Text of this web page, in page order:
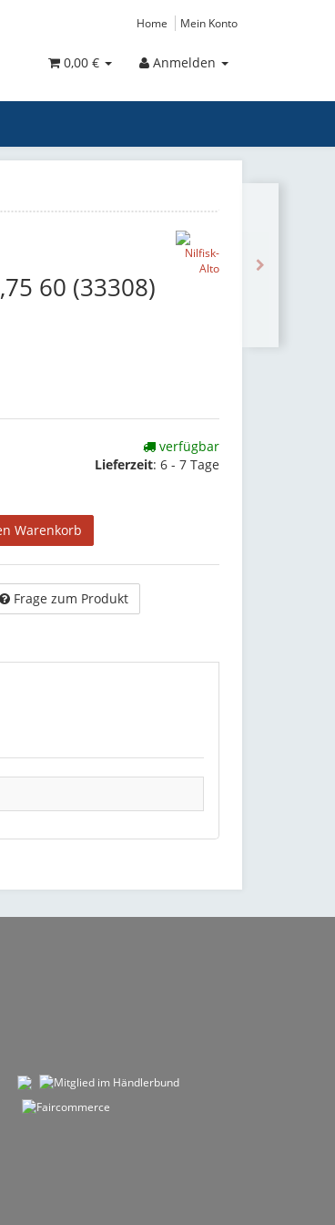
Home Mein Konto
Anmelden
0,00 €
60 (33308)
verfügbar
Lieferzeit: 6 - 7 Tage
Warenkorb
Frage zum Produkt